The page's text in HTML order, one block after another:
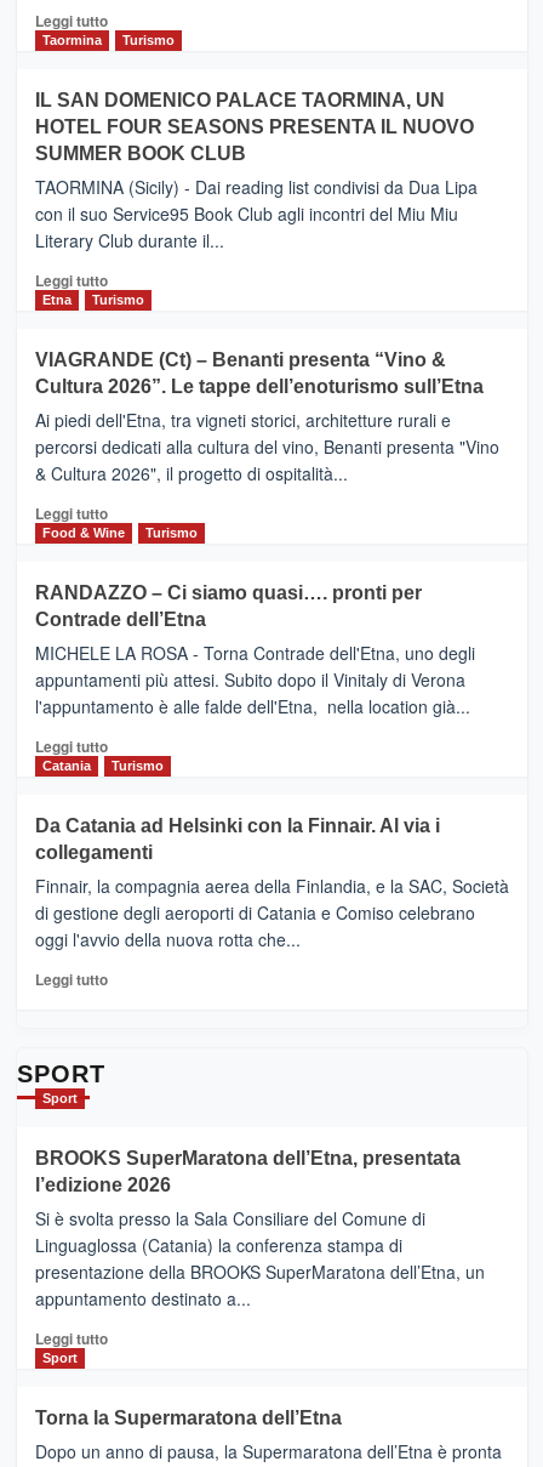
e
Zanzibar
da
Neos
Leggi tuttoLeggi
PIEDIMONTE
ETNEO
–
Meta
turistica
privilegiata
secondo
dati
di
Anche
la
Alcantara
nei
primi
nella
classifica
Taormina Turismo
IL SAN DOMENICO PALACE TAORMINA, UN
HOTEL FOUR SEASONS PRESENTA IL NUOVO
SUMMER BOOK CLUB
TAORMINA (Sicily) - Dai reading list condivisi da Dua Lipa
con il suo Service95 Book Club agli incontri del Miu Miu
Literary Club durante il...
Leggi tuttoLeggi
di
IL
SAN
DOMENICO
PALACE
TAORMINA,
UN
HOTEL
FOUR
IL
NUOVO
SUMMER
CLUB
Etna Turismo
VIAGRANDE (Ct) – Benanti presenta “Vino &
Cultura 2026”. Le tappe dell’enoturismo sull’Etna
Ai piedi dell'Etna, tra vigneti storici, architetture rurali e
percorsi dedicati alla cultura del vino, Benanti presenta "Vino
& Cultura 2026", il progetto di ospitalità...
Leggi tuttoLeggi
di
VIAGRANDE
(Ct)
–
Benanti
presenta
“Vino
&
Cultura
tappe
dell’enoturismo
Food & Wine Turismo
RANDAZZO – Ci siamo quasi…. pronti per
Contrade dell’Etna
MICHELE LA ROSA - Torna Contrade dell'Etna, uno degli
appuntamenti più attesi. Subito dopo il Vinitaly di Verona
l'appuntamento è alle falde dell'Etna, nella location già...
Leggi tuttoLeggi
di
RANDAZZO
–
Ci
siamo
quasi….
pronti
per
Catania Turismo
Da Catania ad Helsinki con la Finnair. Al via i
collegamenti
Finnair, la compagnia aerea della Finlandia, e la SAC, Società
di gestione degli aeroporti di Catania e Comiso celebrano
oggi l'avvio della nuova rotta che...
Leggi tuttoLeggi
con
la
Al
via
i
collegamenti
SPORT
Sport
BROOKS SuperMaratona dell’Etna, presentata
l’edizione 2026
Si è svolta presso la Sala Consiliare del Comune di
Linguaglossa (Catania) la conferenza stampa di
presentazione della BROOKS SuperMaratona dell’Etna, un
appuntamento destinato a...
Leggi tuttoLeggi
BROOKS
SuperMaratona
Sport
Torna la Supermaratona dell’Etna
Dopo un anno di pausa, la Supermaratona dell’Etna è pronta